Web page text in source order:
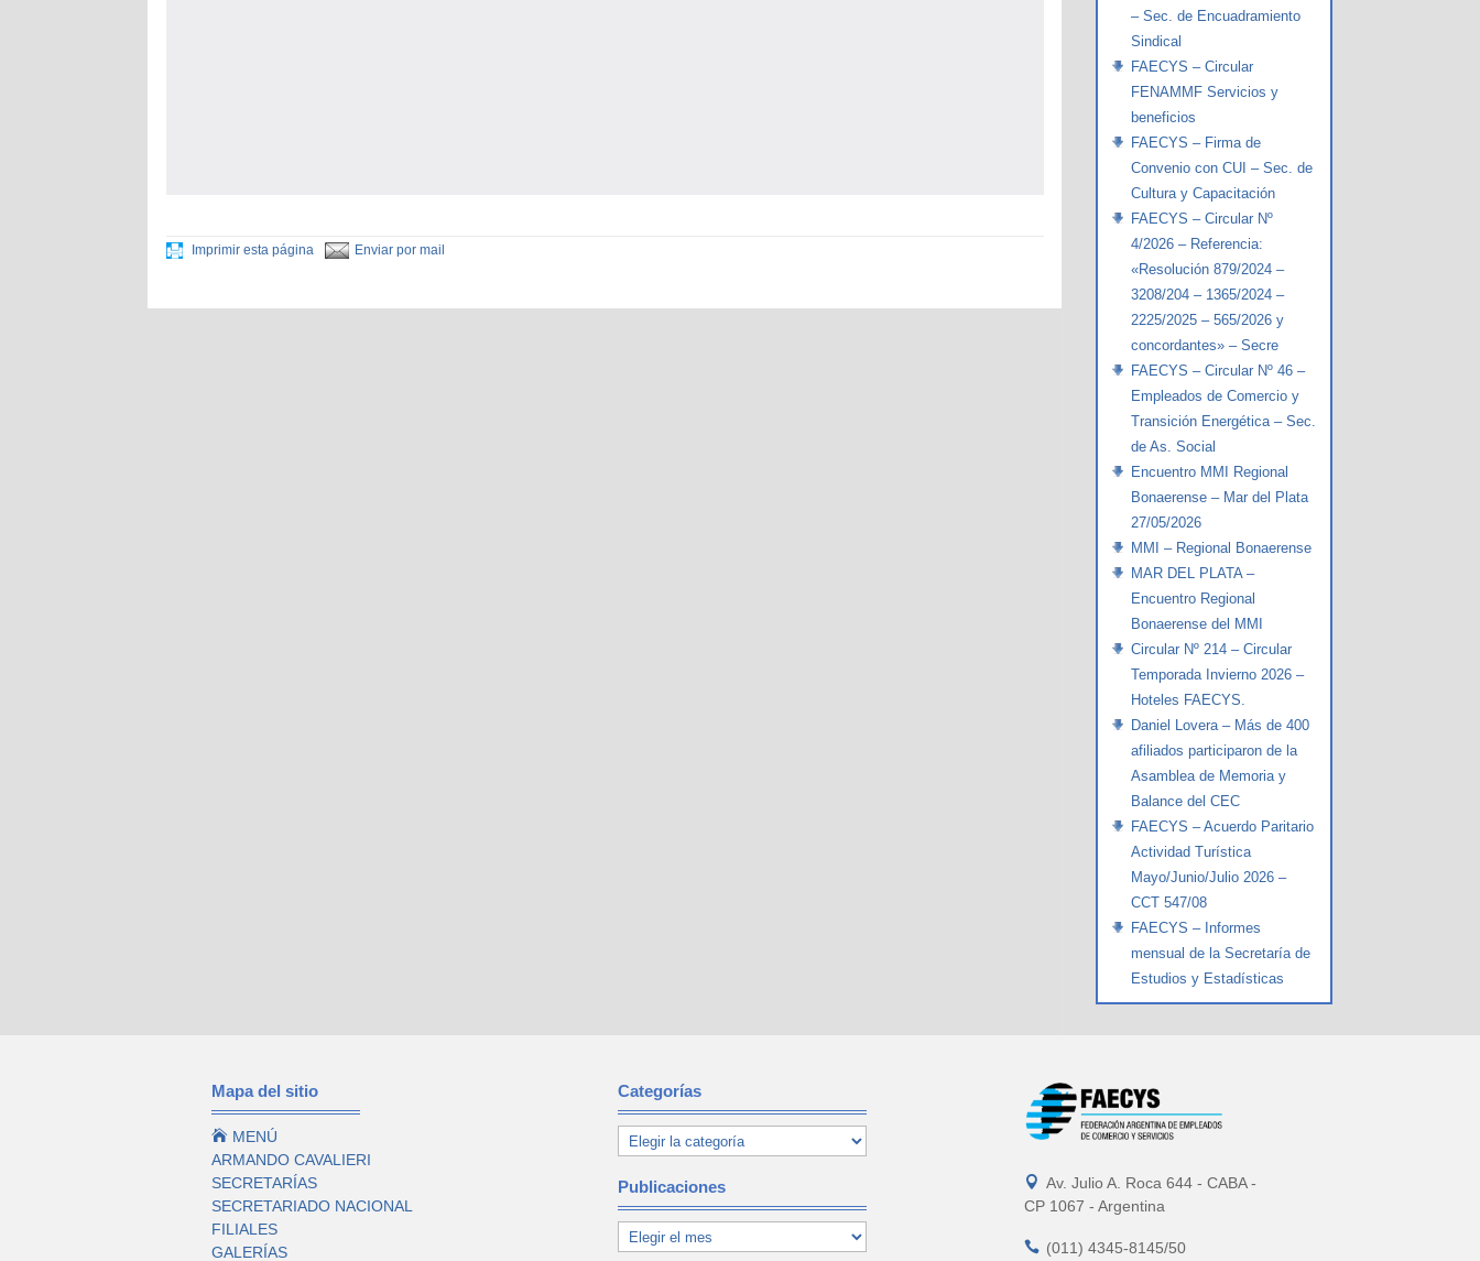
Imprimir esta página Enviar por mail
– Sec. de Encuadramiento
Sindical
FAECYS – Circular
FENAMMF Servicios y
beneficios
FAECYS – Firma de
Convenio con CUI – Sec. de
Cultura y Capacitación
FAECYS – Circular Nº
4/2026 – Referencia:
«Resolución 879/2024 –
3208/204 – 1365/2024 –
2225/2025 – 565/2026 y
concordantes» – Secre
FAECYS – Circular Nº 46 –
Empleados de Comercio y
Transición Energética – Sec.
de As. Social
Encuentro MMI Regional
Bonaerense – Mar del Plata
27/05/2026
MMI – Regional Bonaerense
MAR DEL PLATA –
Encuentro Regional
Bonaerense del MMI
Circular Nº 214 – Circular
Temporada Invierno 2026 –
Hoteles FAECYS.
Daniel Lovera – Más de 400
afiliados participaron de la
Asamblea de Memoria y
Balance del CEC
FAECYS – Acuerdo Paritario
Actividad Turística
Mayo/Junio/Julio 2026 –
CCT 547/08
FAECYS – Informes
mensual de la Secretaría de
Estudios y Estadísticas
Mapa del sitio
 MENÚ
ARMANDO CAVALIERI
SECRETARÍAS
SECRETARIADO NACIONAL
FILIALES
GALERÍAS
Categorías
Publicaciones  Av. Julio A. Roca 644 - CABA -
CP 1067 - Argentina
 (011) 4345-8145/50